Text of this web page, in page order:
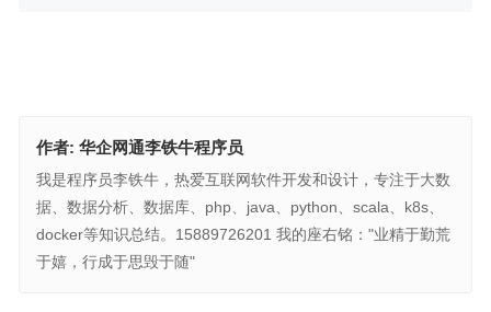
作者: 华企网通李铁牛程序员
我是程序员李铁牛，热爱互联网软件开发和设计，专注于大数
据、数据分析、数据库、php、java、python、scala、k8s、
docker等知识总结。15889726201 我的座右铭："业精于勤荒
于嬉，行成于思毁于随"